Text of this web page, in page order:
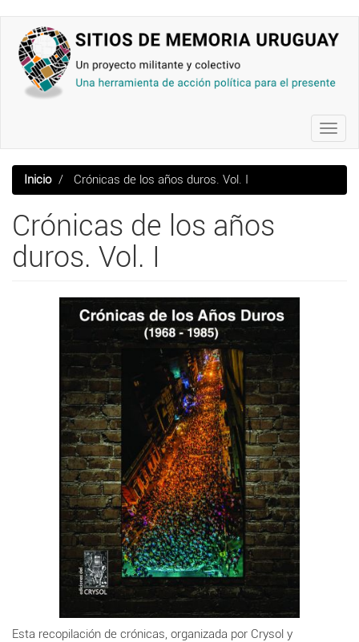
contenido
principal
Inicio Crónicas de los años duros. Vol. I
Crónicas de los años
duros. Vol. I
Esta recopilación de crónicas, organizada por Crysol y